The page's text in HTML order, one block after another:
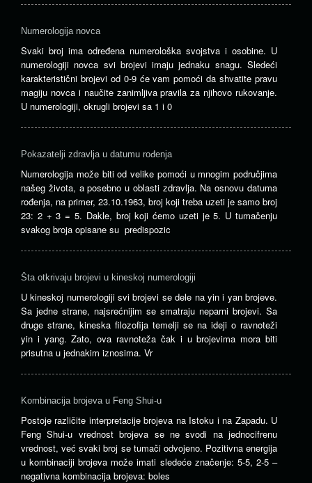
Numerologija novca
Svaki broj ima određena numerološka svojstva i osobine. U
numerologiji novca svi brojevi imaju jednaku snagu. Sledeći
karakteristični brojevi od 0-9 će vam pomoći da shvatite pravu
magiju novca i naučite zanimljiva pravila za njihovo rukovanje.
U numerologiji, okrugli brojevi sa 1 i 0
Pokazatelji zdravlja u datumu rođenja
Numerologija može biti od velike pomoći u mnogim područjima
našeg života, a posebno u oblasti zdravlja. Na osnovu datuma
rođenja, na primer, 23.10.1963, broj koji treba uzeti je samo broj
23: 2 + 3 = 5. Dakle, broj koji ćemo uzeti je 5. U tumačenju
svakog broja opisane su predispozic
Šta otkrivaju brojevi u kineskoj numerologiji
U kineskoj numerologiji svi brojevi se dele na yin i yan brojeve.
Sa jedne strane, najsrećnijim se smatraju neparni brojevi. Sa
druge strane, kineska filozofija temelji se na ideji o ravnoteži
yin i yang. Zato, ova ravnoteža čak i u brojevima mora biti
prisutna u jednakim iznosima. Vr
Kombinacija brojeva u Feng Shui-u
Postoje različite interpretacije brojeva na Istoku i na Zapadu. U
Feng Shui-u vrednost brojeva se ne svodi na jednocifrenu
vrednost, već svaki broj se tumači odvojeno. Pozitivna energija
u kombinaciji brojeva može imati sledeće značenje: 5-5, 2-5 –
negativna kombinacija brojeva: boles